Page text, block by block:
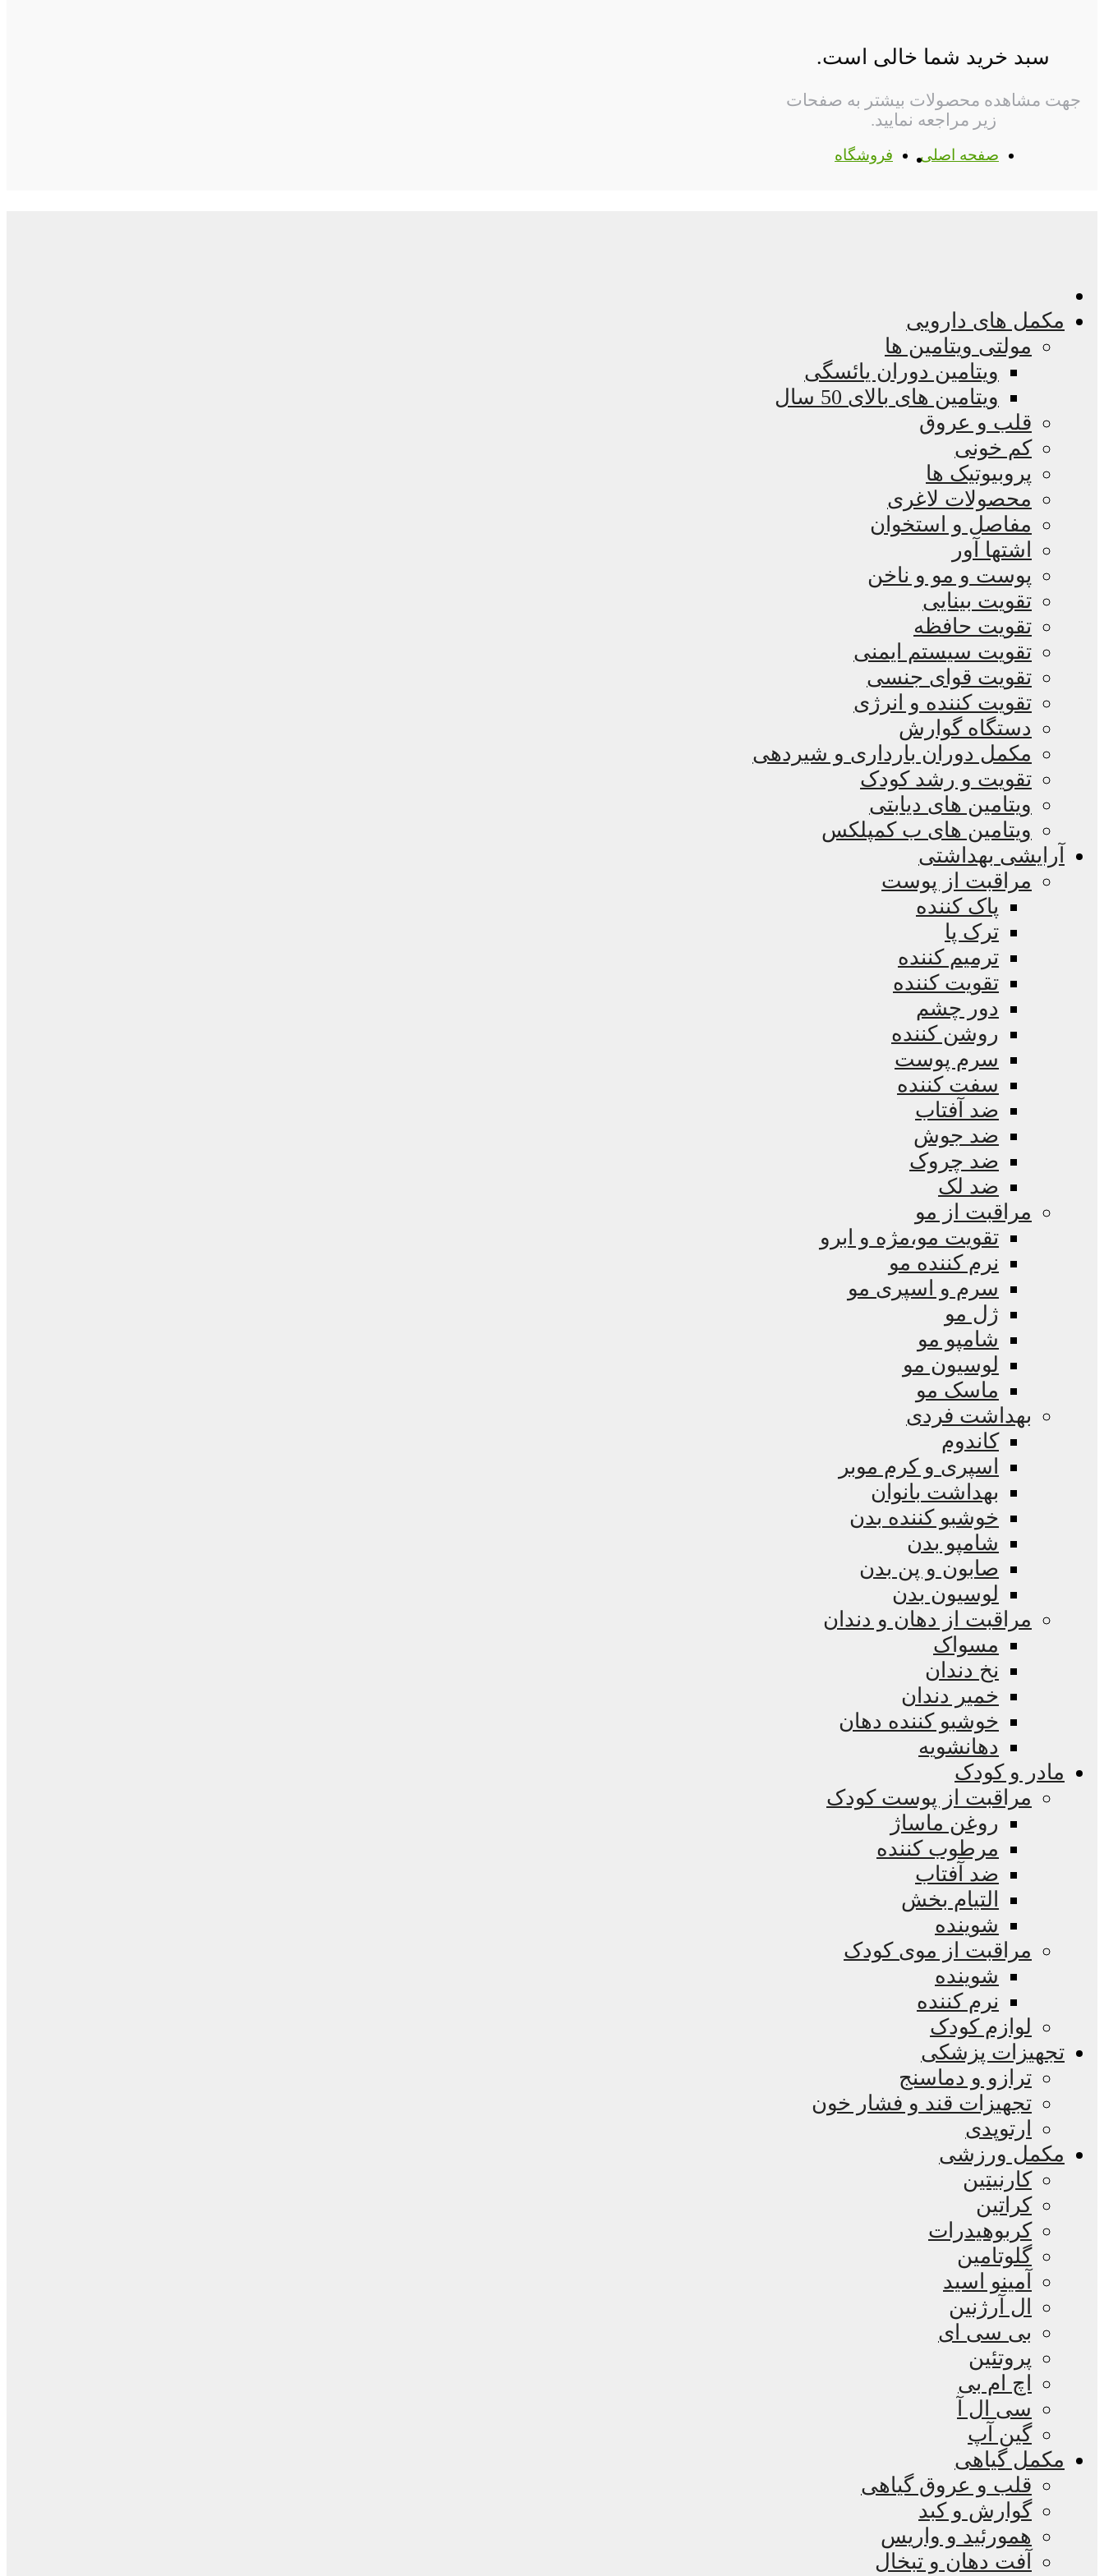
سبد خرید شما خالی است.
جهت مشاهده محصولات بیشتر به صفحات
زیر مراجعه نمایید.
صفحه اصلی فروشگاه
مکمل های دارویی
مولتی ویتامین ها
ویتامین دوران یائسگی
ویتامین های بالای 50 سال
قلب و عروق
کم خونی
پروبیوتیک ها
محصولات لاغری
مفاصل و استخوان
اشتها آور
پوست و مو و ناخن
تقویت بینایی
تقویت حافظه
تقویت سیستم ایمنی
تقویت قوای جنسی
تقویت کننده و انرژی
دستگاه گوارش
مکمل دوران بارداری و شیردهی
تقویت و رشد کودک
ویتامین های دیابتی
ویتامین های ب کمپلکس
آرایشی بهداشتی
مراقبت از پوست
پاک کننده
ترک پا
ترمیم کننده
تقویت کننده
دور چشم
روشن کننده
سرم پوست
سفت کننده
ضد آفتاب
ضد جوش
ضد چروک
ضد لک
مراقبت از مو
تقویت مو،مژه و ابرو
نرم کننده مو
سرم و اسپری مو
ژل مو
شامپو مو
لوسیون مو
ماسک مو
بهداشت فردی
کاندوم
اسپری و کرم موبر
بهداشت بانوان
خوشبو کننده بدن
شامپو بدن
صابون و پن بدن
لوسیون بدن
مراقبت از دهان و دندان
مسواک
نخ دندان
خمیر دندان
خوشبو کننده دهان
دهانشویه
مادر و کودک
مراقبت از پوست کودک
روغن ماساژ
مرطوب کننده
ضد آفتاب
التیام بخش
شوینده
مراقبت از موی کودک
شوینده
نرم کننده
لوازم کودک
تجهیزات پزشکی
ترازو و دماسنج
تجهیزات قند و فشار خون
ارتوپدی
مکمل ورزشی
کارنیتین
کراتین
کربوهیدرات
گلوتامین
آمینو اسید
ال آرژنین
بی سی ای
پروتئین
اچ ام بی
سی ال آ
گین آپ
مکمل گیاهی
قلب و عروق گیاهی
گوارش و کبد
همورئید و واریس
آفت دهان و تبخال